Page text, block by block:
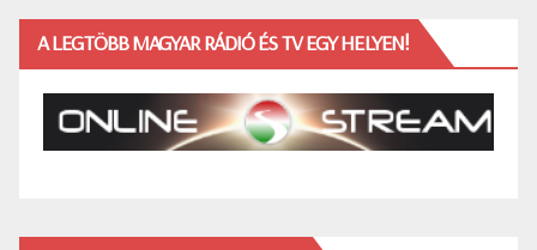
A LEGTÖBB MAGYAR RÁDIÓ ÉS TV EGY HELYEN!